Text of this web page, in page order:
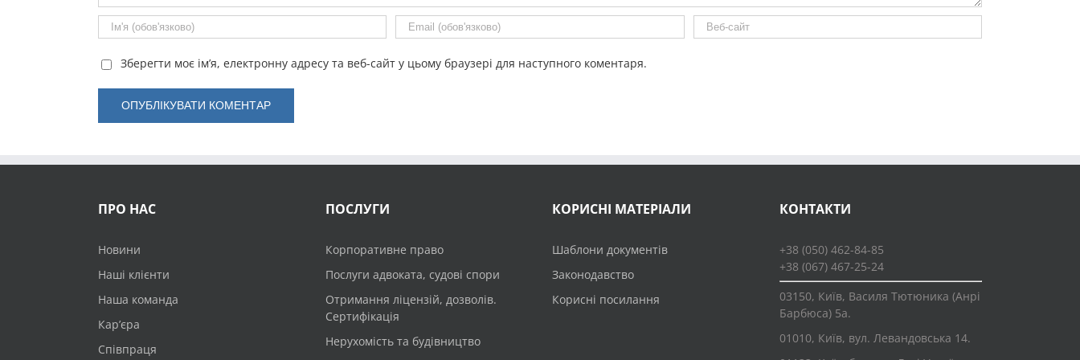
Зберегти моє ім’я, електронну адресу та веб-сайт у цьому браузері для наступного коментаря.
ПРО НАС
Новини
Наші клієнти
Наша команда
Кар’єра
Співпраця
ПОСЛУГИ
Корпоративне право
Послуги адвоката, судові спори
Отримання ліцензій, дозволів.
Сертифікація
Нерухомість та будівництво
КОРИСНІ МАТЕРІАЛИ
Шаблони документів
Законодавство
Корисні посилання
КОНТАКТИ
+38 (050) 462-84-85
+38 (067) 467-25-24
03150, Київ, Василя Тютюника (Анрі
Барбюса) 5а.
01010, Київ, вул. Левандовська 14.